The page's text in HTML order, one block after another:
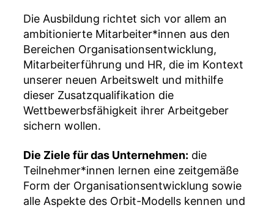
Die Ausbildung richtet sich vor allem an
ambitionierte Mitarbeiter*innen aus den
Bereichen Organisationsentwicklung,
Mitarbeiterführung und HR, die im Kontext
unserer neuen Arbeitswelt und mithilfe
dieser Zusatzqualifikation die
Wettbewerbsfähigkeit ihrer Arbeitgeber
sichern wollen.
Die Ziele für das Unternehmen: die
Teilnehmer*innen lernen eine zeitgemäße
Form der Organisationsentwicklung sowie
alle Aspekte des Orbit-Modells kennen und